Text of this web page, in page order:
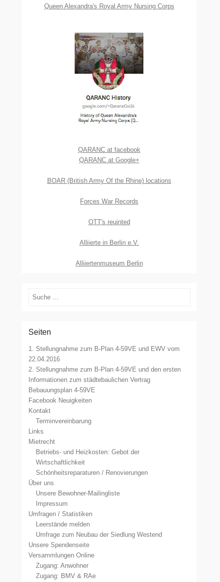
Queen Alexandra's Royal Army Nursing Corps
QARANC at facebook
QARANC at Google+
BOAR (British Army Of the Rhine) locations
Forces War Records
OTT's reuinted
Alliierte in Berlin e.V.
Alliiertenmuseum Berlin
Suchen
Seiten
1. Stellungnahme zum B-Plan 4-59VE und EWV vom
22.04.2016
2. Stellungnahme zum B-Plan 4-59VE und den ersten
Informationen zum städtebaulichen Vertrag
Bebauungsplan 4-59VE
Facebook Neuigkeiten
Kontakt
Terminvereinbarung
Links
Mietrecht
Betriebs- und Heizkosten: Gebot der
Wirtschaftlichkeit
Schönheitsreparaturen / Renovierungen
Über uns
Unsere Bewohner-Mailingliste
Impressum
Umfragen / Statistiken
Leerstände melden
Umfrage zum Neubau der Siedlung Westend
Unsere Spendenseite
Versammlungen Online
Zugang: Anwohner
Zugang: BMV & RAe